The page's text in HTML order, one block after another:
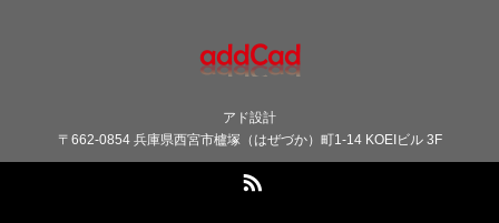
アド設計
〒662-0854 兵庫県西宮市櫨塚（はぜづか）町1-14 KOEIビル 3F